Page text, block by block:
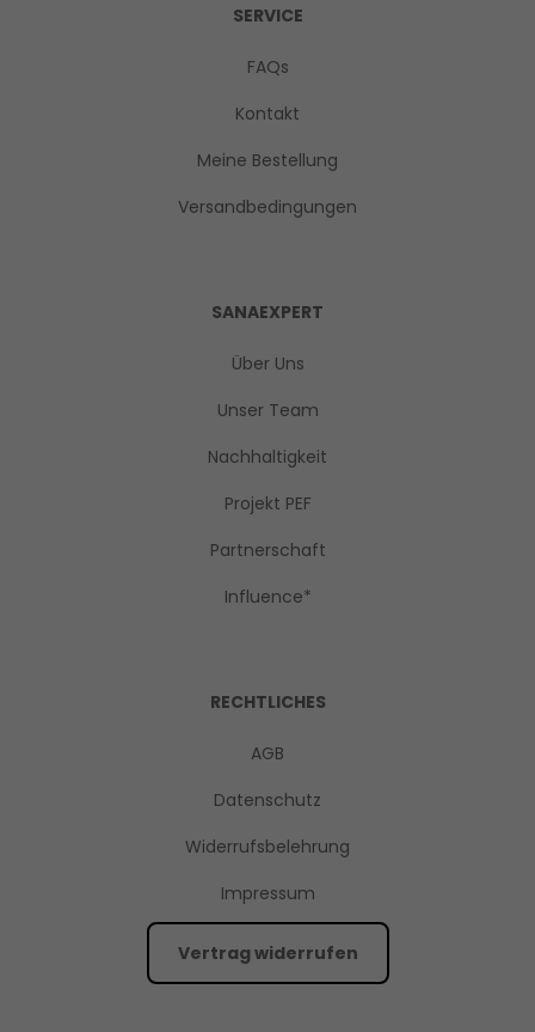
SERVICE
FAQs
Kontakt
Meine Bestellung
Versandbedingungen
SANAEXPERT
Über Uns
Unser Team
Nachhaltigkeit
Projekt PEF
Partnerschaft
Influence*
RECHTLICHES
AGB
Datenschutz
Widerrufsbelehrung
Impressum
Vertrag widerrufen